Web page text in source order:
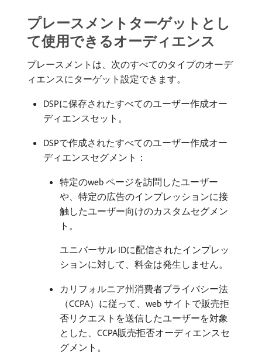
プレースメントターゲットとし
て使用できるオーディエンス
プレースメントは、次のすべてのタイプのオーデ
ィエンスにターゲット設定できます。
DSPに保存されたすべてのユーザー作成オー
ディエンスセット。
DSPで作成されたすべてのユーザー作成オー
ディエンスセグメント：
特定のweb ページを訪問したユーザー
や、特定の広告のインプレッションに接
触したユーザー向けのカスタムセグメン
ト。
ユニバーサル IDに配信されたインプレッ
ションに対して、料金は発生しません。
カリフォルニア州消費者プライバシー法
（CCPA）に従って、web サイトで販売拒
否リクエストを送信したユーザーを対象
とした、CCPA販売拒否オーディエンスセ
グメント。